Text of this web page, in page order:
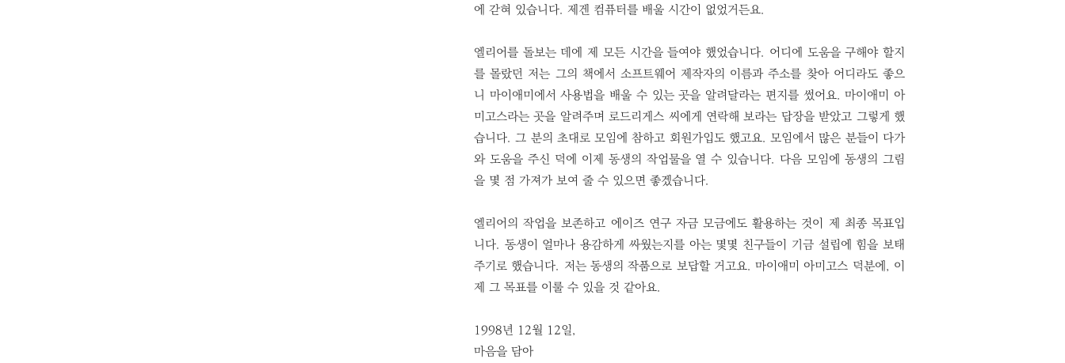
에 갇혀 있습니다. 제겐 컴퓨터를 배울 시간이 없었거든요.
엘리어를 돌보는 데에 제 모든 시간을 들여야 했었습니다. 어디에 도움을 구해야 할지
를 몰랐던 저는 그의 책에서 소프트웨어 제작자의 이름과 주소를 찾아 어디라도 좋으
니 마이애미에서 사용법을 배울 수 있는 곳을 알려달라는 편지를 썼어요. 마이애미 아
미고스라는 곳을 알려주며 로드리게스 씨에게 연락해 보라는 답장을 받았고 그렇게 했
습니다. 그 분의 초대로 모임에 참하고 회원가입도 했고요. 모임에서 많은 분들이 다가
와 도움을 주신 덕에 이제 동생의 작업물을 열 수 있습니다. 다음 모임에 동생의 그림
을 몇 점 가져가 보여 줄 수 있으면 좋겠습니다.
엘리어의 작업을 보존하고 에이즈 연구 자금 모금에도 활용하는 것이 제 최종 목표입
니다. 동생이 얼마나 용감하게 싸웠는지를 아는 몇몇 친구들이 기금 설립에 힘을 보태
주기로 했습니다. 저는 동생의 작품으로 보답할 거고요. 마이애미 아미고스 덕분에, 이
제 그 목표를 이룰 수 있을 것 같아요.
1998년 12월 12일,
마음을 담아